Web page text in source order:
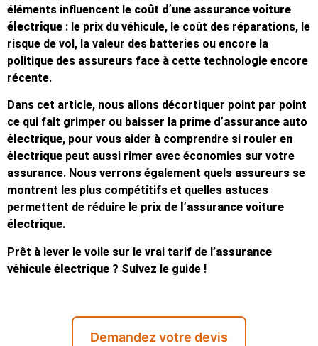
éléments influencent le coût d’une assurance voiture
électrique : le prix du véhicule, le coût des réparations, le
risque de vol, la valeur des batteries ou encore la
politique des assureurs face à cette technologie encore
récente.
Dans cet article, nous allons décortiquer point par point
ce qui fait grimper ou baisser la prime d’assurance auto
électrique, pour vous aider à comprendre si rouler en
électrique peut aussi rimer avec économies sur votre
assurance. Nous verrons également quels assureurs se
montrent les plus compétitifs et quelles astuces
permettent de réduire le prix de l’assurance voiture
électrique.
Prêt à lever le voile sur le vrai tarif de l’assurance
véhicule électrique ? Suivez le guide !
Demandez votre devis